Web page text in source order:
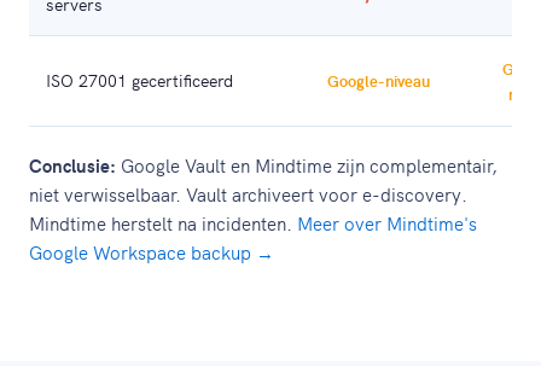
ISO 27001 gecertificeerd Google-niveau
Conclusie: Google Vault en Mindtime zijn complementair,
niet verwisselbaar. Vault archiveert voor e-discovery.
Mindtime herstelt na incidenten. Meer over Mindtime's
Google Workspace backup →